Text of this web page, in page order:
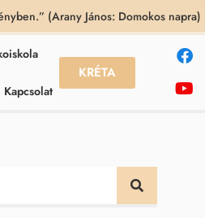
(Arany János: Domokos napra)
Kapcsolat
KRÉTA